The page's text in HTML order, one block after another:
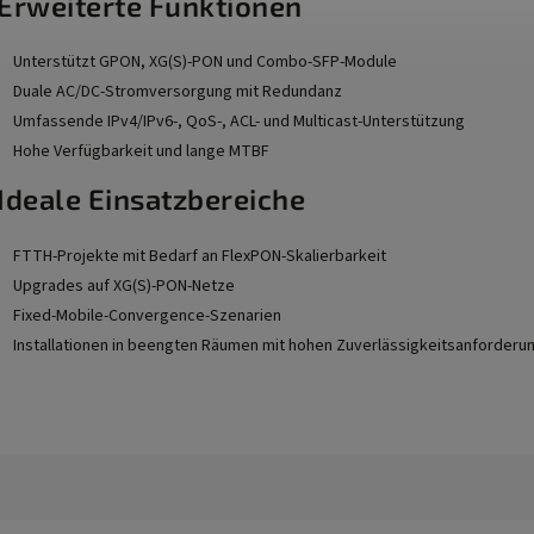
Unterstützt GPON, XG(S)-PON und Combo-SFP-Module
Duale AC/DC-Stromversorgung mit Redundanz
Umfassende IPv4/IPv6-, QoS-, ACL- und Multicast-Unterstützung
Hohe Verfügbarkeit und lange MTBF
Einsatzbereiche
FTTH-Projekte mit Bedarf an FlexPON-Skalierbarkeit
Upgrades auf XG(S)-PON-Netze
Fixed-Mobile-Convergence-Szenarien
Installationen in beengten Räumen mit hohen